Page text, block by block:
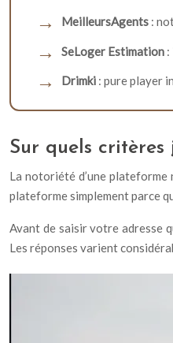
MeilleursAgents :
SeLoger Estimation :
Drimki : pure player
Sur quels
La notoriété d’une
plateforme simplement parce
Avant de saisir votre adresse
Les réponses varient